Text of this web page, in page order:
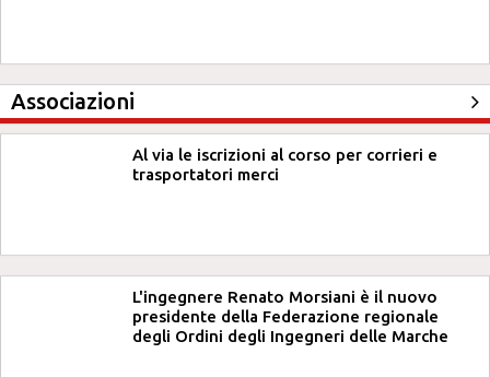
Associazioni
Al via le iscrizioni al corso per corrieri e
trasportatori merci
L'ingegnere Renato Morsiani è il nuovo
presidente della Federazione regionale
degli Ordini degli Ingegneri delle Marche